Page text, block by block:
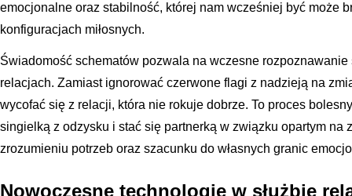
emocjonalne oraz stabilność, której nam wcześniej być może
konfiguracjach miłosnych.
Świadomość schematów pozwala na wczesne
relacjach. Zamiast ignorować czerwone flagi z nadzieją na
wycofać się z relacji, która nie rokuje dobrze. To proces
singielką z odzysku i stać się partnerką w związku opartym na
zrozumieniu potrzeb oraz szacunku do własnych granic
Nowoczesne technologie w służbie